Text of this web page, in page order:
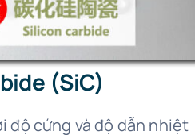
(SiC)
độ cứng và độ dẫn nhiệt